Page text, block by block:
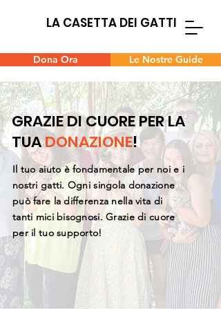
LA CASETTA DEI GATTI
Dona Ora Le Nostre Guide
GRAZIE DI CUORE PER LA
TUADONAZIONE!
Il tuo aiuto è fondamentale per noi e i
nostri gatti. Ogni singola donazione
può fare la differenza nella vita di
tanti mici bisognosi. Grazie di cuore
per il tuo supporto!